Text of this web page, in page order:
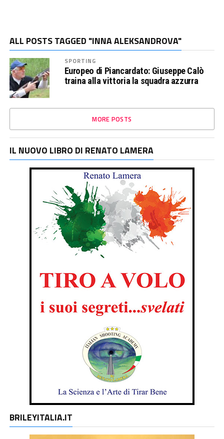
ALL POSTS TAGGED "INNA ALEKSANDROVA"
SPORTING
Europeo di Piancardato: Giuseppe Calò
traina alla vittoria la squadra azzurra
MORE POSTS
IL NUOVO LIBRO DI RENATO LAMERA
BRILEYITALIA.IT